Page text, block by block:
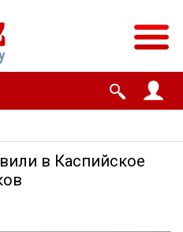
в Каспийское